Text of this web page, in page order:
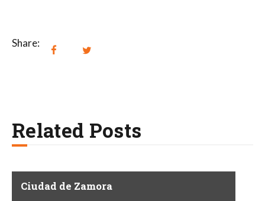
Share:
Related Posts
Ciudad de Zamora